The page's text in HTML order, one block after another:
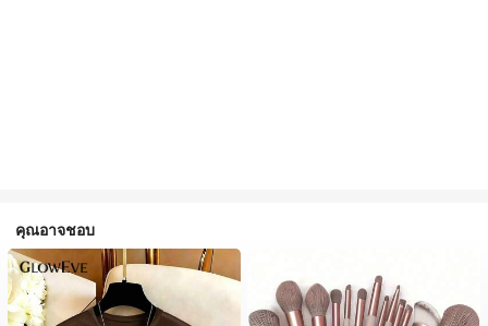
คุณอาจชอบ